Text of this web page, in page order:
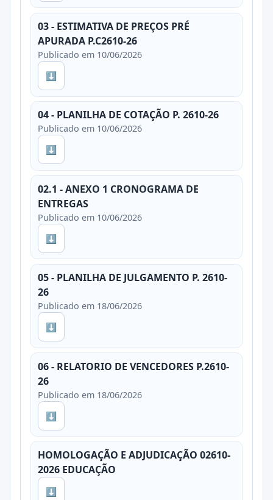
03 - ESTIMATIVA DE PREÇOS PRÉ
APURADA P.C2610-26
Publicado em 10/06/2026
⬇
04 - PLANILHA DE COTAÇÃO P. 2610-26
Publicado em 10/06/2026
⬇
02.1 - ANEXO 1 CRONOGRAMA DE
ENTREGAS
Publicado em 10/06/2026
⬇
05 - PLANILHA DE JULGAMENTO P. 2610-
26
Publicado em 18/06/2026
⬇
06 - RELATORIO DE VENCEDORES P.2610-
26
Publicado em 18/06/2026
⬇
HOMOLOGAÇÃO E ADJUDICAÇÃO 02610-
2026 EDUCAÇÃO
⬇